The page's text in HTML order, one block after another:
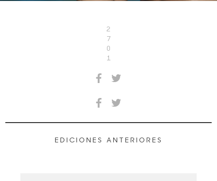
2
7
0
1
EDICIONES ANTERIORES